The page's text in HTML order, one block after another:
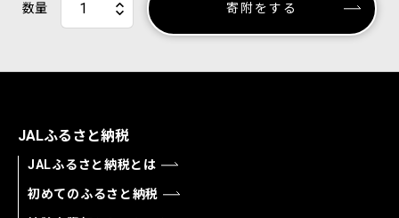
数量 寄附をする
JALふるさと納税
JALふるさと納税とは
初めてのふるさと納税